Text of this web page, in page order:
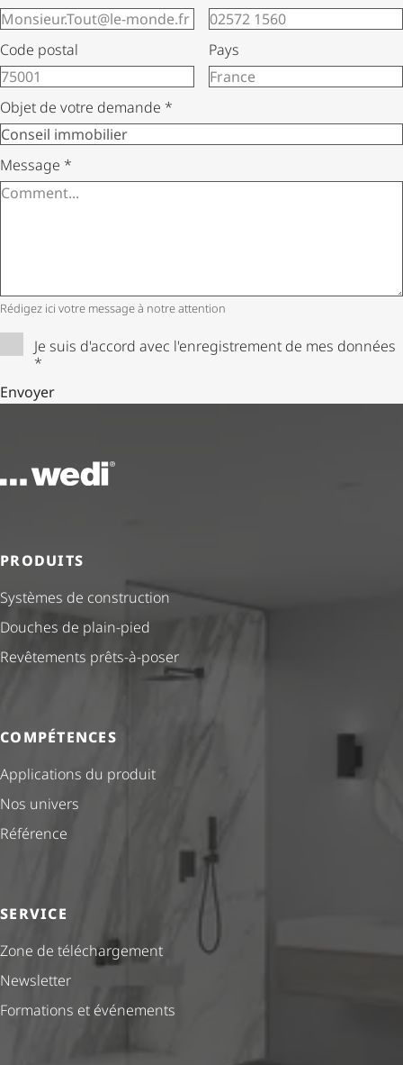
Code postal Pays
Objet de votre demande *
Message *
Rédigez ici votre message à notre attention
Je suis d'accord avec l'enregistrement de mes données
*
Envoyer
Vers la page d'accueil
PRODUITS
Systèmes de construction
Douches de plain-pied
Revêtements prêts-à-poser
COMPÉTENCES
Applications du produit
Nos univers
Référence
SERVICE
Zone de téléchargement
Newsletter
Formations et événements